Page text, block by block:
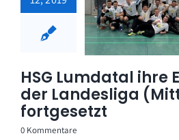
HSG Lumdatal ihre
der Landesliga
fortgesetzt
0 Kommentare